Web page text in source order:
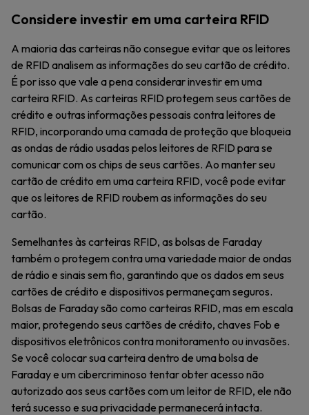
Considere investir em uma carteira RFID
A maioria das carteiras não consegue evitar que os leitores
de RFID analisem as informações do seu cartão de crédito.
É por isso que vale a pena considerar investir em uma
carteira RFID. As carteiras RFID protegem seus cartões de
crédito e outras informações pessoais contra leitores de
RFID, incorporando uma camada de proteção que bloqueia
as ondas de rádio usadas pelos leitores de RFID para se
comunicar com os chips de seus cartões. Ao manter seu
cartão de crédito em uma carteira RFID, você pode evitar
que os leitores de RFID roubem as informações do seu
cartão.
Semelhantes às carteiras RFID, as bolsas de Faraday
também o protegem contra uma variedade maior de ondas
de rádio e sinais sem fio, garantindo que os dados em seus
cartões de crédito e dispositivos permaneçam seguros.
Bolsas de Faraday são como carteiras RFID, mas em escala
maior, protegendo seus cartões de crédito, chaves Fob e
dispositivos eletrônicos contra monitoramento ou invasões.
Se você colocar sua carteira dentro de uma bolsa de
Faraday e um cibercriminoso tentar obter acesso não
autorizado aos seus cartões com um leitor de RFID, ele não
terá sucesso e sua privacidade permanecerá intacta.